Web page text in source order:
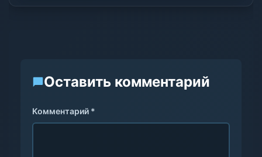
Оставить комментарий
Комментарий *